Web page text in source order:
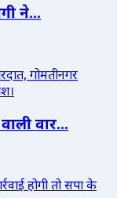
ने...
वार...